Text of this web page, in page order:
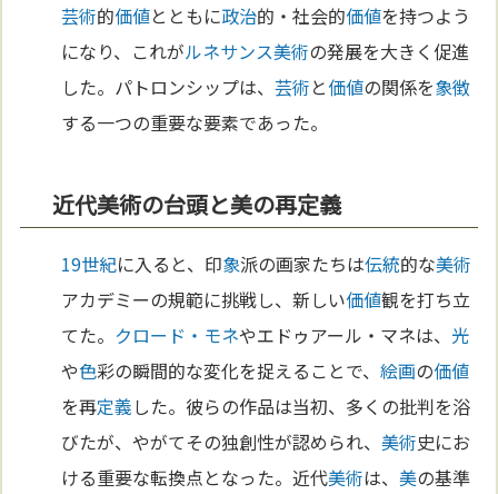
芸術的価値とともに政治的・社会的価値を持つよう
になり、これがルネサンス美術の発展を大きく促進
した。パトロンシップは、芸術と価値の関係を象徴
する一つの重要な要素であった。
近代美術の台頭と美の再定義
19世紀に入ると、印象派の画家たちは伝統的な美術
アカデミーの規範に挑戦し、新しい価値観を打ち立
てた。 クロード・モネやエドゥアール・マネは、 光
や色彩の瞬間的な変化を捉えることで、絵画の価値
を再定義した。彼らの作品は当初、多くの批判を浴
びたが、やがてその独創性が認められ、美術史にお
ける重要な転換点となった。近代美術は、美の基準